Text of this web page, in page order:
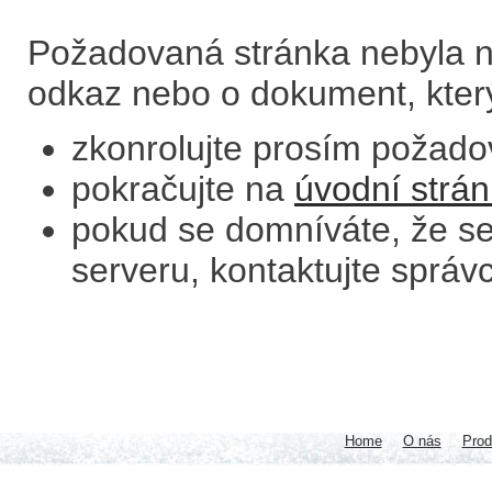
Požadovaná stránka nebyla
odkaz nebo o dokument,
zkonrolujte prosím
pokračujte na úvodní
pokud se domníváte, že
serveru, kontaktujte
Home O nás